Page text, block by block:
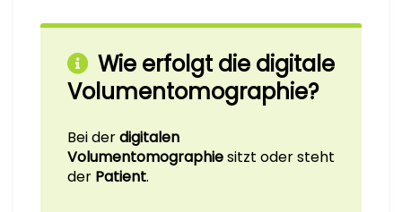
Wie erfolgt die digitale
Volumentomographie?
Bei derdigitalen
Volumentomographiesitzt oder steht
der Patient.